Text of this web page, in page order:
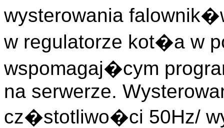
wysterowania
w regulatorze kot�a w
wspomagaj�cym
na serwerze.
cz�stotliwo�ci 50Hz/